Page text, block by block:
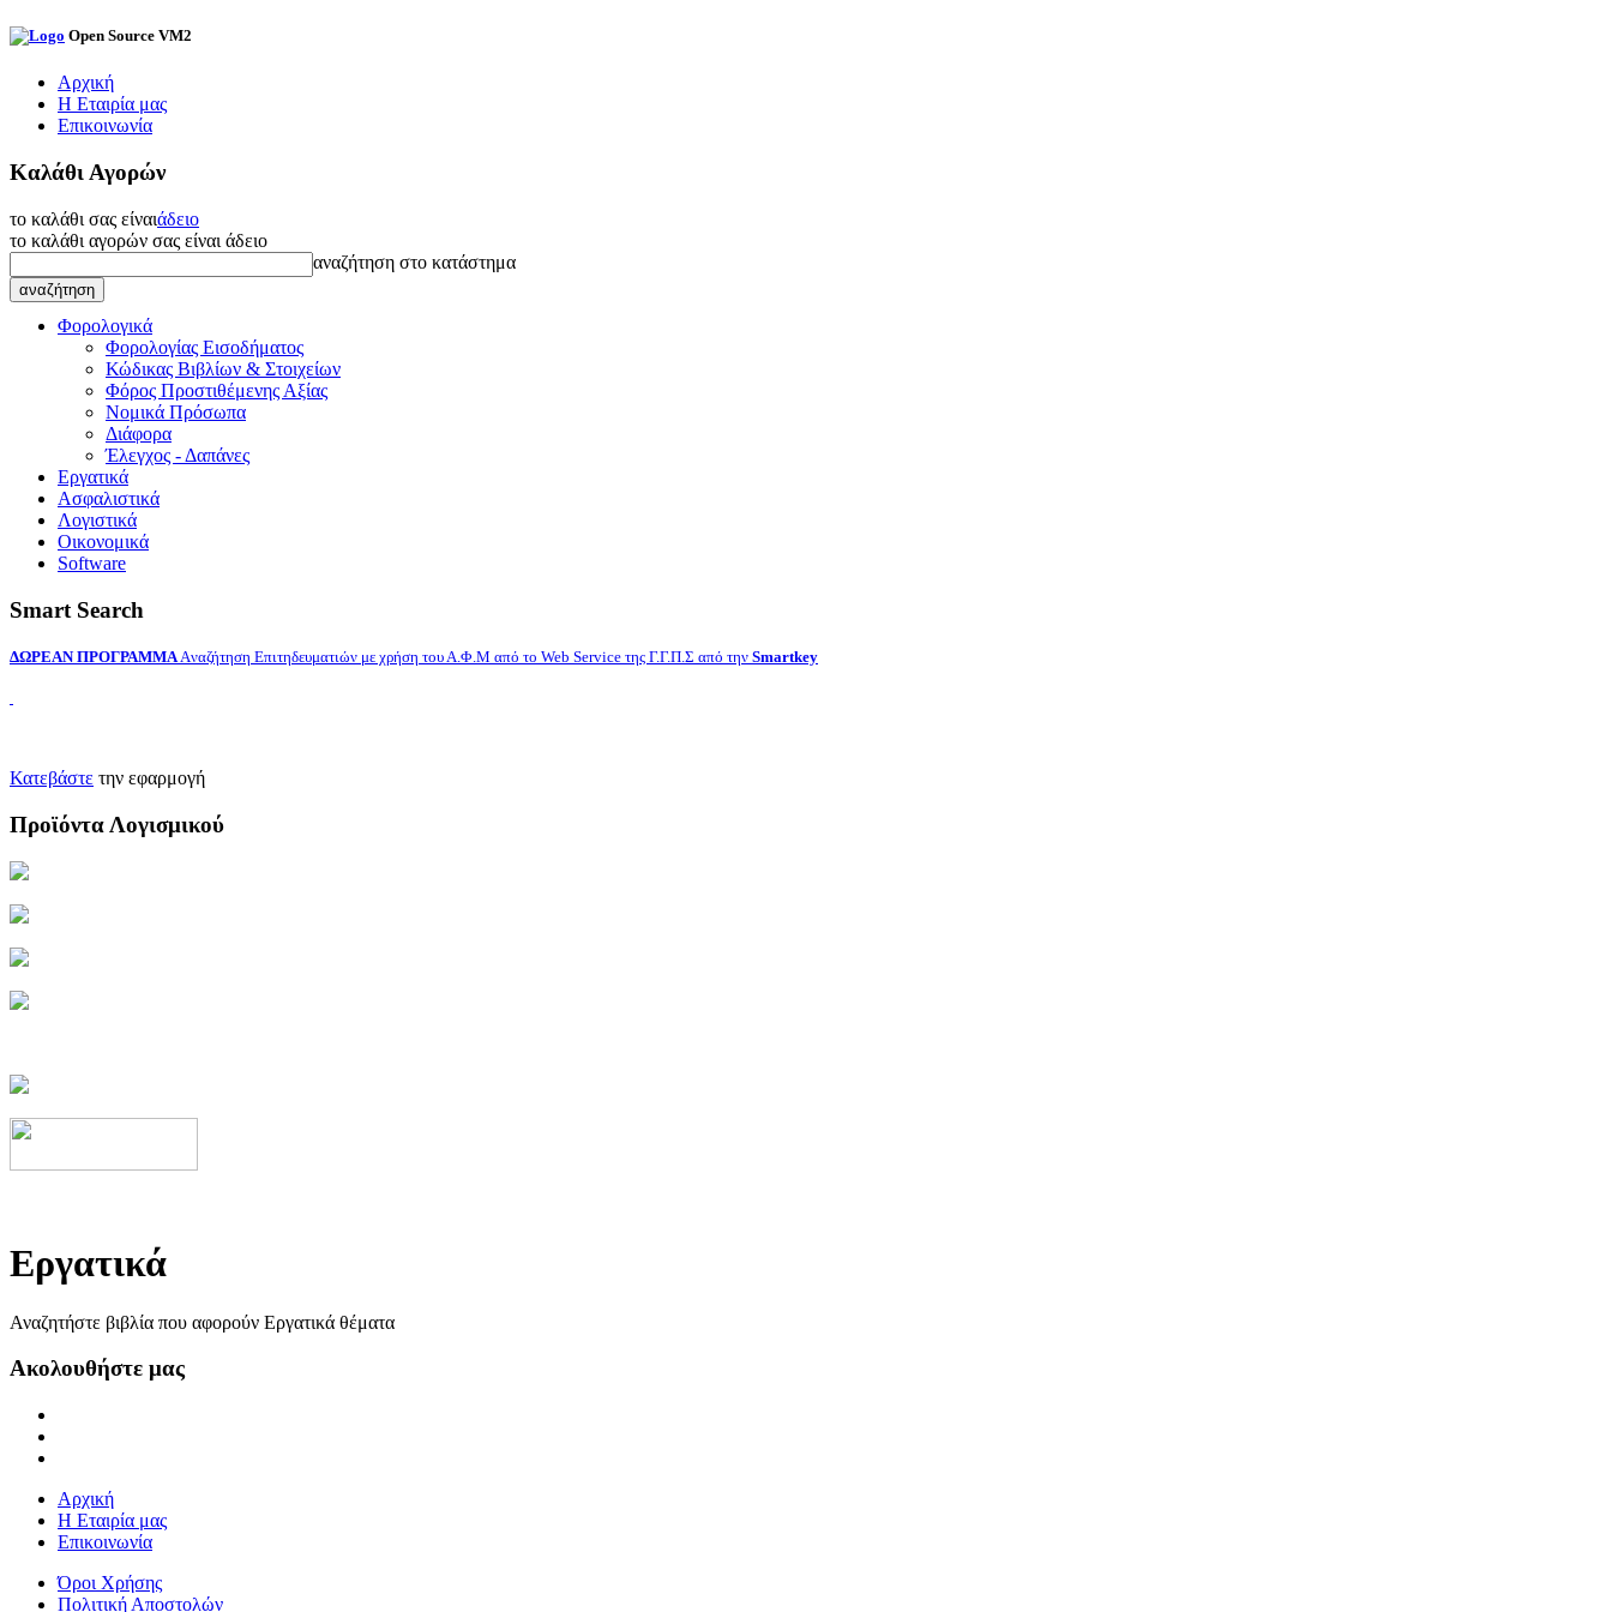
Open Source VM2
Αρχική
Η Εταιρία μας
Επικοινωνία
Καλάθι Αγορών
το καλάθι σας είναιάδειο
το καλάθι αγορών σας είναι άδειο
αναζήτηση στο κατάστημα
Φορολογικά
Φορολογίας Εισοδήματος
Κώδικας Βιβλίων & Στοιχείων
Φόρος Προστιθέμενης Αξίας
Νομικά Πρόσωπα
Διάφορα
Έλεγχος - Δαπάνες
Εργατικά
Ασφαλιστικά
Λογιστικά
Οικονομικά
Software
Smart Search
ΔΩΡΕΑΝ ΠΡΟΓΡΑΜΜΑAναζήτηση Επιτηδευματιών με χρήση του Α.Φ.Μ από το Web Service της Γ.Γ.Π.Σ από την Smartkey
Κατεβάστε την εφαρμογή
Προϊόντα Λογισμικού
Εργατικά
Αναζητήστε βιβλία που αφορούν Εργατικά θέματα
Ακολουθήστε μας
Αρχική
Η Εταιρία μας
Επικοινωνία
Όροι Χρήσης
Πολιτική Αποστολών